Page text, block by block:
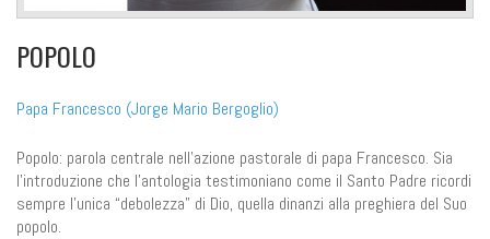
POPOLO
Papa Francesco (Jorge Mario Bergoglio)
Popolo: parola centrale nell’azione pastorale di papa Francesco. Sia
l’introduzione che l’antologia testimoniano come il Santo Padre ricordi
sempre l’unica “debolezza” di Dio, quella dinanzi alla preghiera del Suo
popolo.